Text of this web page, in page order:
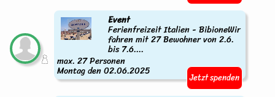
Event
Ferienfreizeit Italien - BibioneWir
fahren mit 27 Bewohner von 2.6.
bis 7.6....
max. 27 Personen
Montag den 02.06.2025 Jetzt spenden